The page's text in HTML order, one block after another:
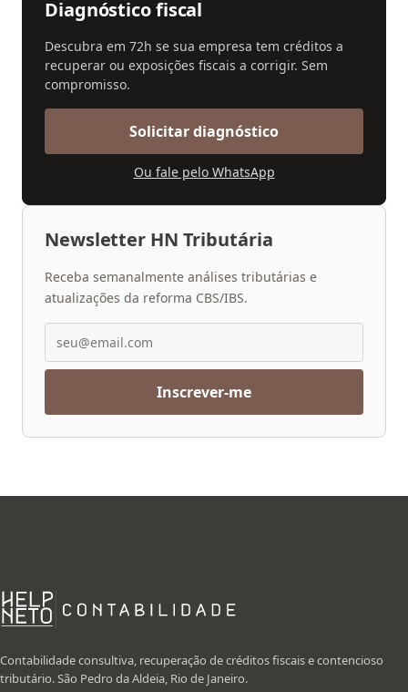
Diagnóstico fiscal
Descubra em 72h se sua empresa tem créditos a
recuperar ou exposições fiscais a corrigir. Sem
compromisso.
Solicitar diagnóstico
Ou fale pelo WhatsApp
Newsletter HN Tributária
Receba semanalmente análises tributárias e
atualizações da reforma CBS/IBS.
Inscrever-me
Contabilidade consultiva, recuperação de créditos fiscais e contencioso
tributário. São Pedro da Aldeia, Rio de Janeiro.